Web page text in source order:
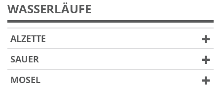
WASSERLÄUFE
ALZETTE
SAUER
MOSEL